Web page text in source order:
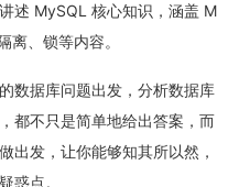
述 MySQL 核心知识，涵盖 M
、锁等内容。
数据库问题出发，分析数据库
都不只是简单地给出答案，而
出发，让你能够知其所以然，
惑点。